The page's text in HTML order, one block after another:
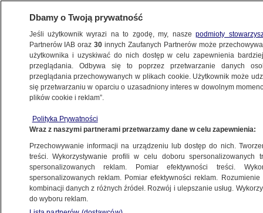
ŚWIAT
Milczenie Gökhana. I jedno
skrzyżowanie jak cała Turcja,
podzielone równo na pół
27.05.2023, 09:35
Udostępnij
Dbamy o Twoją prywatność
Jeśli użytkownik wyrazi na to zgodę, my, naszepodmioty
Partnerów IAB oraz30 innych Zaufanych Partnerów może
użytkownika i uzyskiwać do nich dostęp w celu zapewnienia
przeglądania. Odbywa się to poprzez przetwarzanie danych
przeglądania przechowywanych w plikach cookie. Użytkownik może
się przetwarzaniu w oparciu o uzasadniony interes w dowolnym
plików cookie i reklam”.
Polityka Prywatności
Wraz z naszymi partnerami przetwarzamy dane w celu zapewnienia:
Przechowywanie informacji na urządzeniu lub dostęp do nich.
treści. Wykorzystywanie profili w celu doboru spersonalizowanych
spersonalizowanych reklam. Pomiar efektywności treści.
spersonalizowanych reklam. Pomiar efektywności reklam.
kombinacji danych z różnych źródeł. Rozwój i ulepszanie usług.
do wyboru reklam.